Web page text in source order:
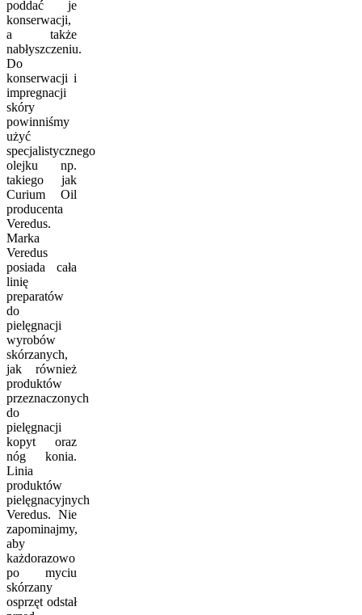
poddać je
konserwacji,
a także
nabłyszczeniu.
Do
konserwacji i
impregnacji
skóry
powinniśmy
użyć
specjalistycznego
olejku np.
takiego jak
Curium Oil
producenta
Veredus.
Marka
Veredus
posiada cała
linię
preparatów
do
pielęgnacji
wyrobów
skórzanych,
jak również
produktów
przeznaczonych
do
pielęgnacji
kopyt oraz
nóg konia.
Linia
produktów
pielęgnacyjnych
Veredus. Nie
zapominajmy,
aby
każdorazowo
po myciu
skórzany
osprzęt odstał